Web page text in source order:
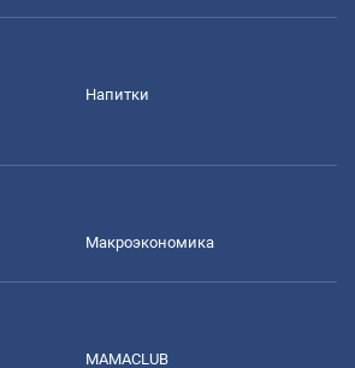
Напитки
Mакроэкономика
MAMACLUB